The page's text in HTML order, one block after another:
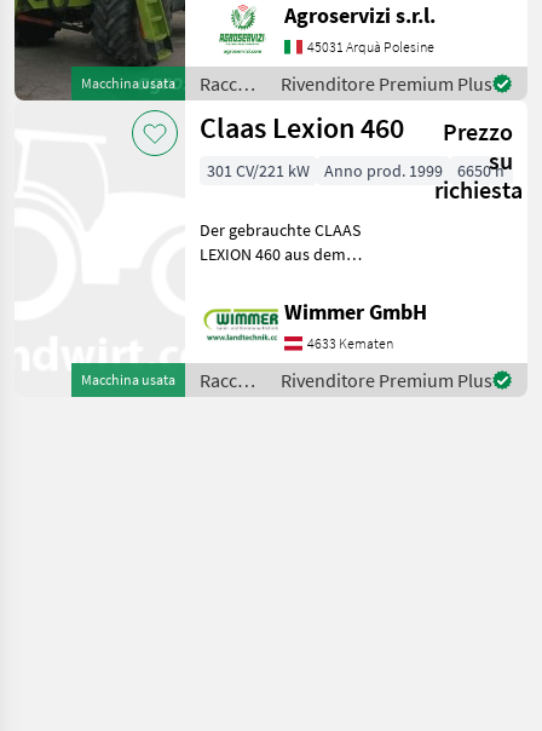
Macchina usata
4100 SISTEMI DI
TREBBIATURA: IBRIDO A
DUE ROTORI POTENZA: 530
CV ORE DI LAVORO: 6704
PNEUMATICI
Agroservizi s.r.l.
45031 Arquà Polesine
Raccolto
agricolo
/ Claas
Rivenditore Premium Plus
Macchina usata
Claas Lexion 460
Prezzo
su
richiesta
301 CV/221 kW Anno prod. 1999 6650 h
Der gebrauchte CLAAS
LEXION 460 aus dem
leistungsstarker und
bewährter Mähdrescher für
professionelle
Erntearbeiten. Mit 6.650
Betriebsstunden u
Wimmer GmbH
4633 Kematen
Raccolto
agricolo
Rivenditore Premium Plus